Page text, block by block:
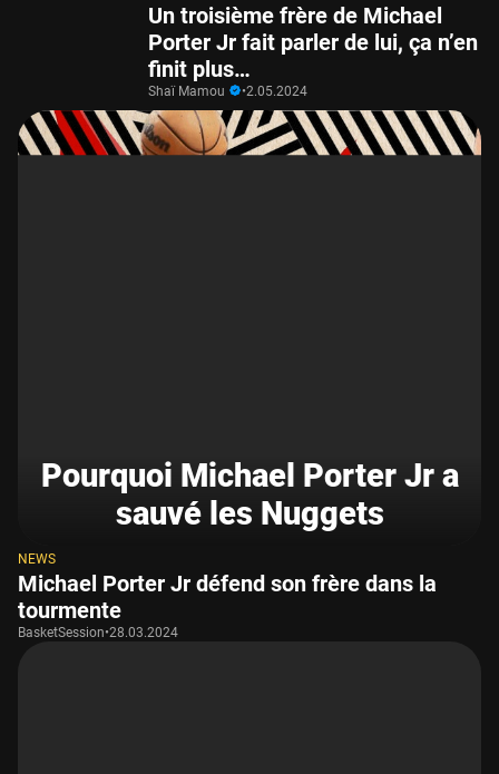
Un troisième frère de Michael
Porter Jr fait parler de lui, ça n’en
finit plus…
Shaï Mamou •2.05.2024
Pourquoi Michael Porter Jr a
sauvé les Nuggets
NEWS
Michael Porter Jr défend son frère dans la
tourmente
BasketSession•28.03.2024